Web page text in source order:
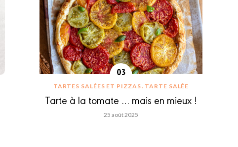
TARTES SALÉES ET PIZZAS TARTE SALÉE
Tarte à la tomate … mais en mieux !
25 août 2025